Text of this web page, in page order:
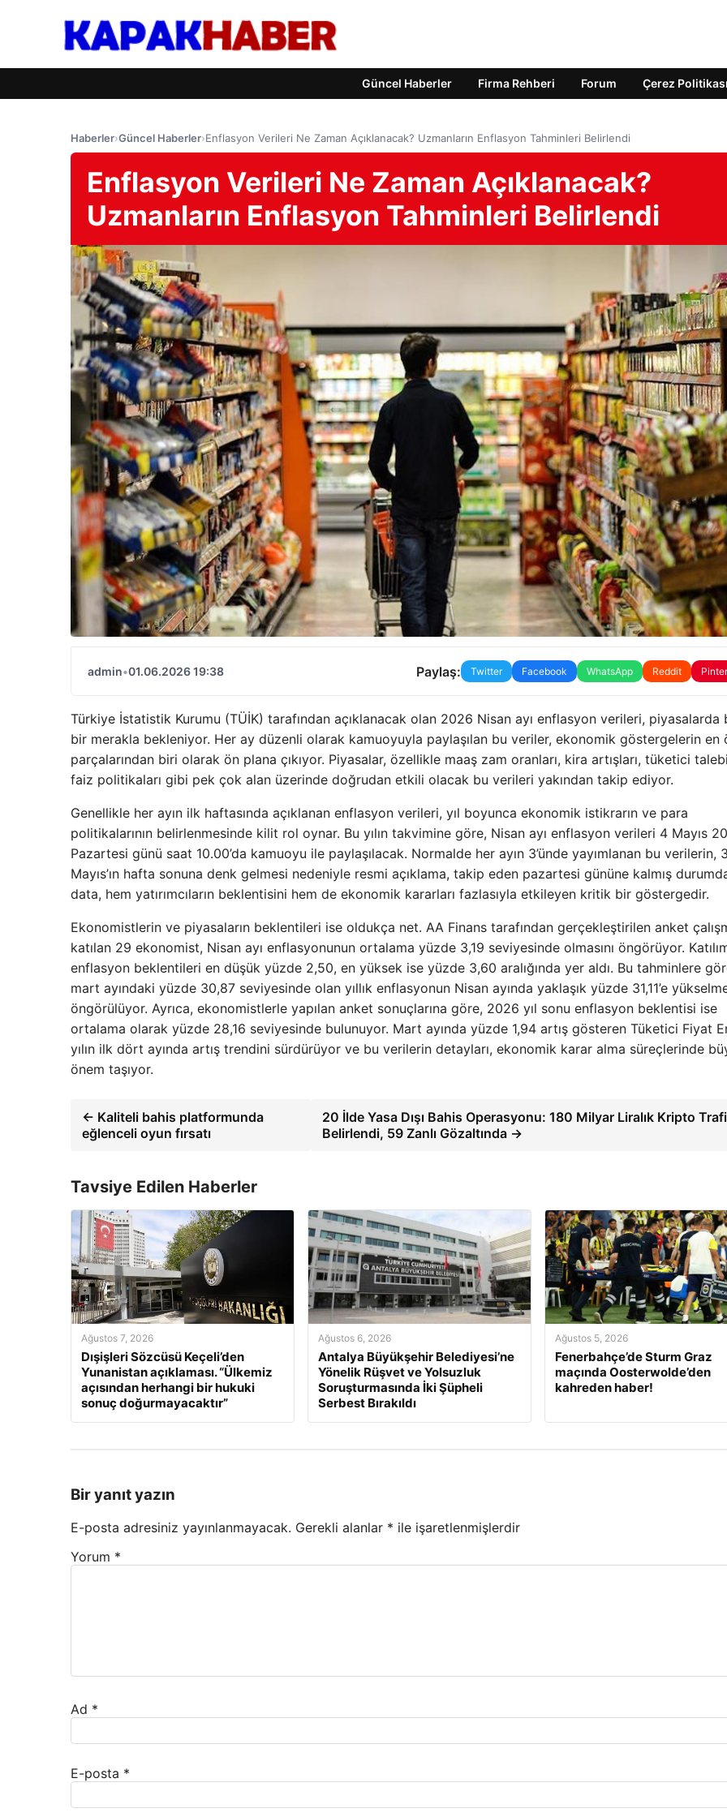
Güncel Haberler Firma Rehberi Forum Çerez Politikası
Haberler›Güncel Haberler›Enflasyon Verileri Ne Zaman Açıklanacak? Uzmanların Enflasyon Tahminleri Belirlendi
Enflasyon Verileri Ne Zaman Açıklanacak?
Uzmanların Enflasyon Tahminleri Belirlendi
admin•01.06.2026 19:38 Paylaş: Twitter Facebook WhatsApp Reddit
Türkiye İstatistik Kurumu (TÜİK) tarafından açıklanacak olan 2026 Nisan ayı enflasyon verileri, piyasalarda
bir merakla bekleniyor. Her ay düzenli olarak kamuoyuyla paylaşılan bu veriler, ekonomik göstergelerin en
parçalarından biri olarak ön plana çıkıyor. Piyasalar, özellikle maaş zam oranları, kira artışları, tüketici
faiz politikaları gibi pek çok alan üzerinde doğrudan etkili olacak bu verileri yakından takip ediyor.
Genellikle her ayın ilk haftasında açıklanan enflasyon verileri, yıl boyunca ekonomik istikrarın ve para
politikalarının belirlenmesinde kilit rol oynar. Bu yılın takvimine göre, Nisan ayı enflasyon verileri 4 Mayıs
Pazartesi günü saat 10.00’da kamuoyu ile paylaşılacak. Normalde her ayın 3’ünde yayımlanan bu verilerin, 3
Mayıs’ın hafta sonuna denk gelmesi nedeniyle resmi açıklama, takip eden pazartesi gününe kalmış
data, hem yatırımcıların beklentisini hem de ekonomik kararları fazlasıyla etkileyen kritik bir göstergedir.
Ekonomistlerin ve piyasaların beklentileri ise oldukça net. AA Finans tarafından gerçekleştirilen anket
katılan 29 ekonomist, Nisan ayı enflasyonunun ortalama yüzde 3,19 seviyesinde olmasını öngörüyor.
enflasyon beklentileri en düşük yüzde 2,50, en yüksek ise yüzde 3,60 aralığında yer aldı. Bu tahminlere
mart ayındaki yüzde 30,87 seviyesinde olan yıllık enflasyonun Nisan ayında yaklaşık yüzde 31,11’e
öngörülüyor. Ayrıca, ekonomistlerle yapılan anket sonuçlarına göre, 2026 yıl sonu enflasyon beklentisi ise
ortalama olarak yüzde 28,16 seviyesinde bulunuyor. Mart ayında yüzde 1,94 artış gösteren Tüketici Fiyat
yılın ilk dört ayında artış trendini sürdürüyor ve bu verilerin detayları, ekonomik karar alma süreçlerinde
önem taşıyor.
← Kaliteli bahis platformunda
eğlenceli oyun fırsatı
20 İlde Yasa Dışı Bahis Operasyonu: 180 Milyar Liralık Kripto
Belirlendi, 59 Zanlı Gözaltında →
Tavsiye Edilen Haberler
Ağustos 7, 2026
Dışişleri Sözcüsü Keçeli’den
Yunanistan açıklaması. “Ülkemiz
açısından herhangi bir hukuki
sonuç doğurmayacaktır”
Ağustos 6, 2026
Antalya Büyükşehir Belediyesi’ne
Yönelik Rüşvet ve Yolsuzluk
Soruşturmasında İki Şüpheli
Serbest Bırakıldı
Ağustos 5, 2026
Fenerbahçe’de Sturm Graz
maçında Oosterwolde’den
kahreden haber!
Bir yanıt yazın
E-posta adresiniz yayınlanmayacak. Gerekli alanlar * ile işaretlenmişlerdir
Yorum *
Ad *
E-posta *